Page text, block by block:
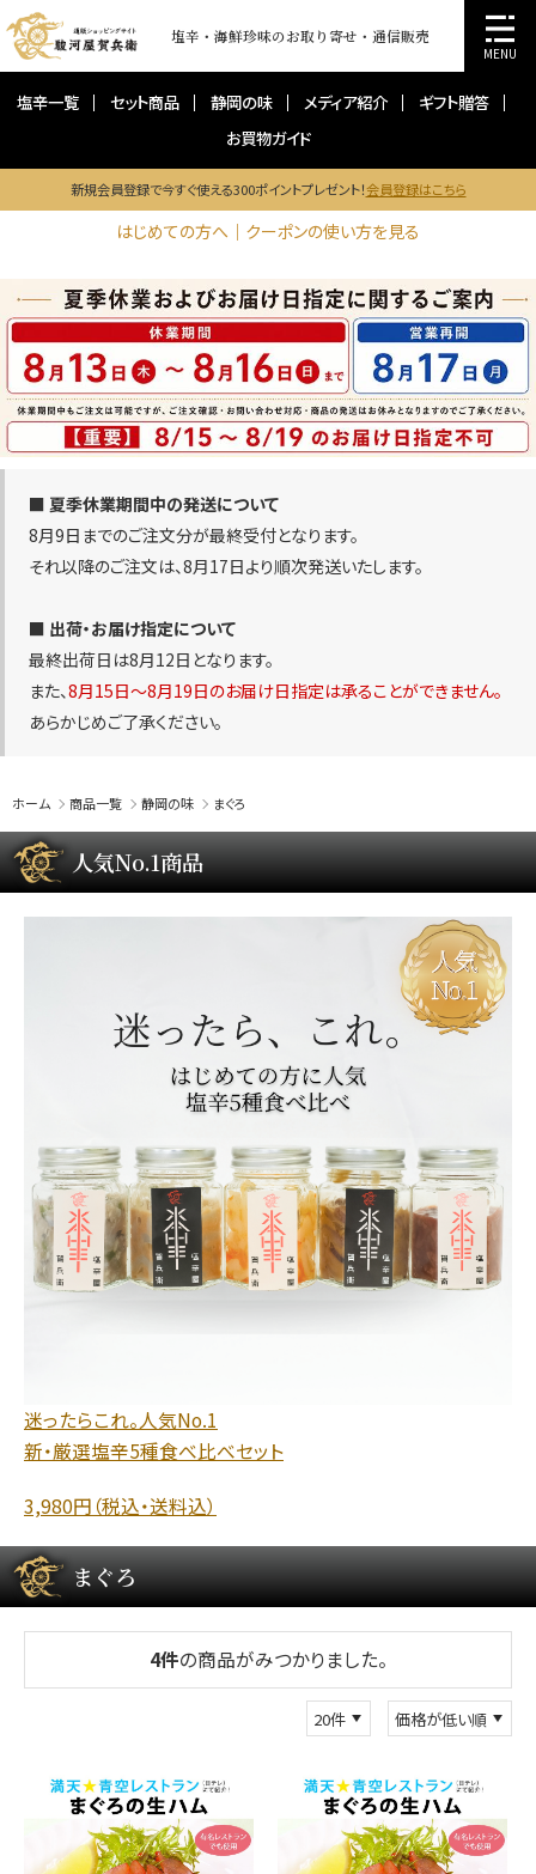
塩辛・海鮮珍味のお取り寄せ・通信販売
塩辛一覧 セット商品 静岡の味 メディア紹介
ギフト贈答
お買物ガイド
新規会員登録で今すぐ使える300ポイントプレゼント！会員登録はこちら
はじめての方へ｜クーポンの使い方を見る
■ 夏季休業期間中の発送について
8月9日までのご注文分が最終受付となります。
それ以降のご注文は、8月17日より順次発送いたします。
■ 出荷・お届け指定について
最終出荷日は8月12日となります。
また、8月15日〜8月19日のお届け日指定は承ることができません。
あらかじめご了承ください。
ホーム 商品一覧 静岡の味 まぐろ
人気No.1商品
迷ったらこれ。人気No.1
新・厳選塩辛5種食べ比べセット
3,980円（税込・送料込）
まぐろ
4件の商品がみつかりました。
MENU